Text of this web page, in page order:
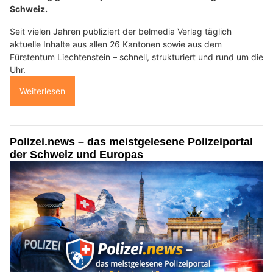
Schweiz.
Seit vielen Jahren publiziert der belmedia Verlag täglich
aktuelle Inhalte aus allen 26 Kantonen sowie aus dem
Fürstentum Liechtenstein – schnell, strukturiert und rund um die
Uhr.
Weiterlesen
Polizei.news – das meistgelesene Polizeiportal
der Schweiz und Europas